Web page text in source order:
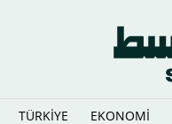
TÜRKİYE EKONOMİ